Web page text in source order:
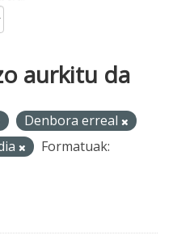
aurkitu da
Denbora erreal
Formatuak: